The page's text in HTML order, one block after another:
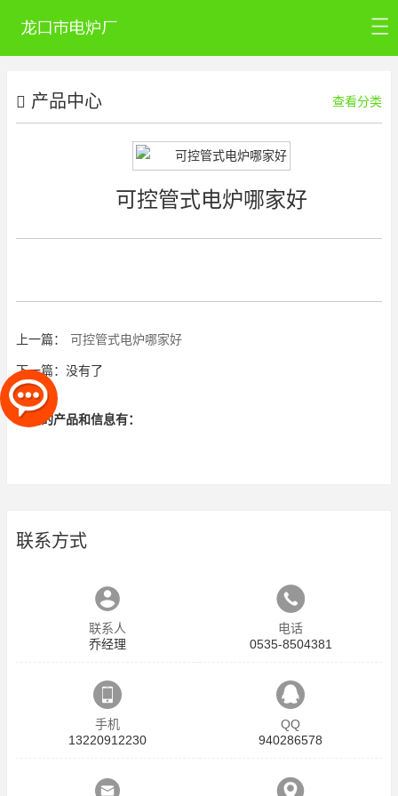
新闻资讯
公司认证
联系我们
产品中心 查看分类
可控管式电炉哪家好
上一篇： 可控管式电炉哪家好
下一篇：没有了
相关的产品和信息有：
联系方式
联系人
乔经理
电话
0535-8504381
手机
13220912230
QQ
940286578